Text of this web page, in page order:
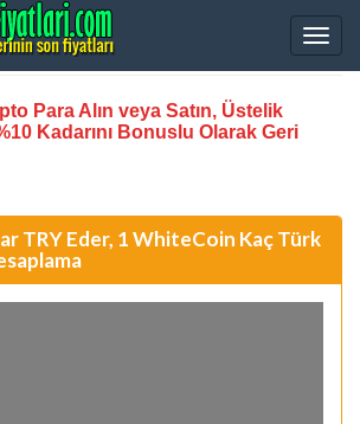
Para Alın veya Satın, Üstelik
Kadarını Bonuslu Olarak Geri
TRY Eder, 1 WhiteCoin Kaç Türk